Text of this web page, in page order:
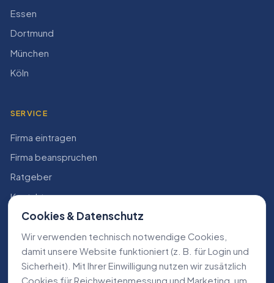
Essen
Dortmund
München
Köln
SERVICE
Firma eintragen
Firma beanspruchen
Ratgeber
Kontakt
Konto
RECHTLICHES
Impressum
Cookies & Datenschutz
Wir verwenden technisch notwendige Cookies,
damit unsere Website funktioniert (z. B. für Login und
Sicherheit). Mit Ihrer Einwilligung nutzen wir zusätzlich
Cookies für Reichweiten­messung und Marketing, um